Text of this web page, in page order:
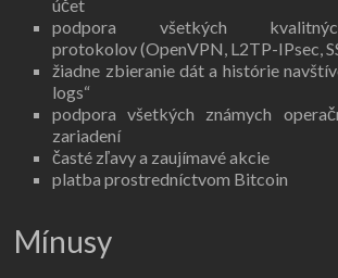
účet
podpora všetkých
protokolov (OpenVPN, L2TP-IPsec,
žiadne zbieranie dát a histórie
logs“
podpora všetkých známych
zariadení
časté zľavy a zaujímavé akcie
platba prostredníctvom Bitcoin
Mínusy